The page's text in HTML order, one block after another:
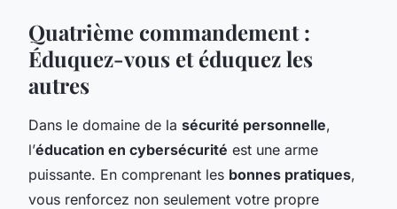
Quatrième commandement :
Éduquez-vous et éduquez les
autres
Dans le domaine de la sécurité personnelle,
l’éducation en cybersécurité est une arme
puissante. En comprenant les bonnes pratiques,
vous renforcez non seulement votre propre